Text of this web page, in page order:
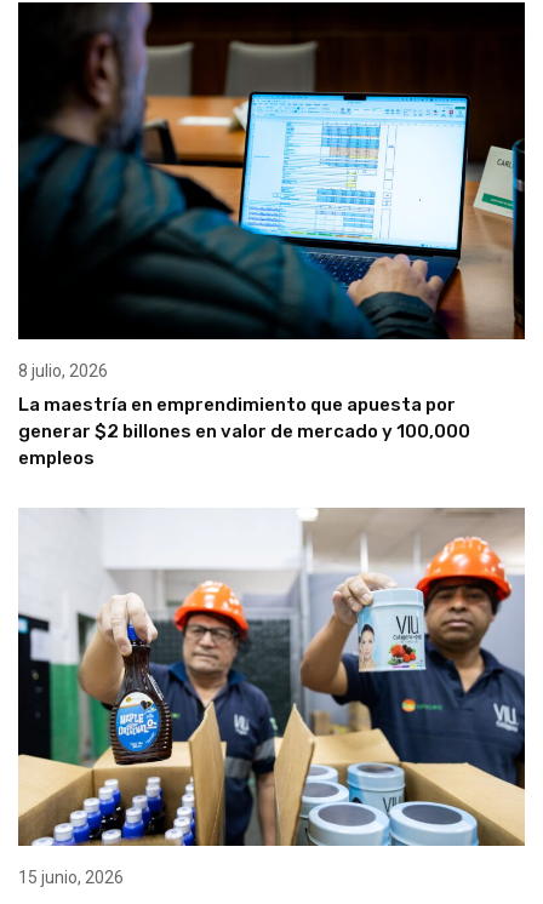
8 julio, 2026
La maestría en emprendimiento que apuesta por
generar $2 billones en valor de mercado y 100,000
empleos
15 junio, 2026